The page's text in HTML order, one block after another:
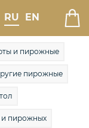
RU EN
и пирожные
пирожные
и пирожных